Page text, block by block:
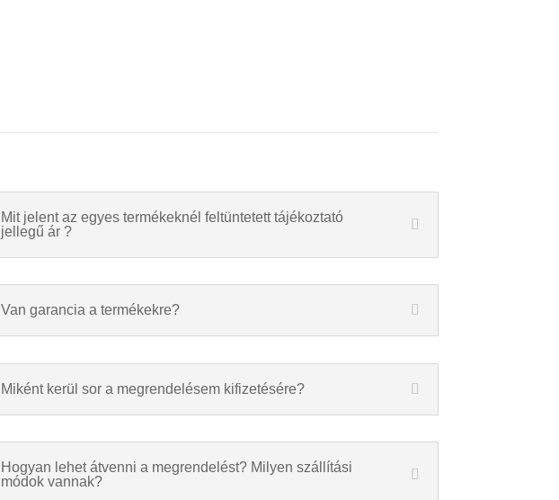
Mit jelent az egyes termékeknél feltüntetett tájékoztató
jellegű ár ?
Van garancia a termékekre?
Miként kerül sor a megrendelésem kifizetésére?
Hogyan lehet átvenni a megrendelést? Milyen szállítási
módok vannak?